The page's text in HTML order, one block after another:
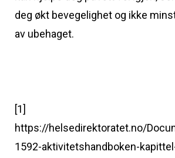
deg økt bevegelighet og ikke
av ubehaget.
[1]
https://helsedirektoratet.no/
1592-aktivitetshandboken-